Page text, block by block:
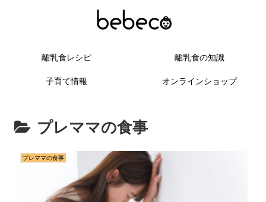
離乳食レシピ 離乳食の知識
子育て情報 オンラインショップ
プレママの食事
プレママの食事